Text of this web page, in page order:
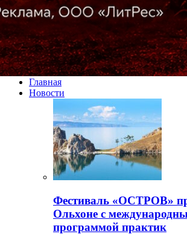
Главная
Новости
Фестиваль «ОСТРОВ»
Ольхоне с
программой практик